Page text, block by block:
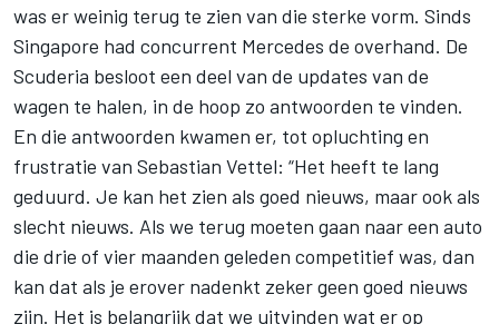
was er weinig terug te zien van die sterke vorm. Sinds
Singapore had concurrent Mercedes de overhand. De
Scuderia besloot een deel van de updates van de
wagen te halen, in de hoop zo antwoorden te vinden.
En die antwoorden kwamen er, tot opluchting en
frustratie van Sebastian Vettel: “Het heeft te lang
geduurd. Je kan het zien als goed nieuws, maar ook als
slecht nieuws. Als we terug moeten gaan naar een auto
die drie of vier maanden geleden competitief was, dan
kan dat als je erover nadenkt zeker geen goed nieuws
zijn. Het is belangrijk dat we uitvinden wat er op